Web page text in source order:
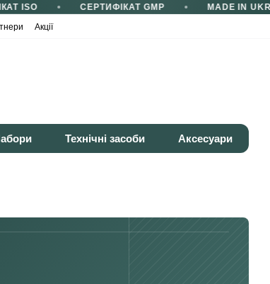
ISO СЕРТИФІКАТ GMP
MADE IN
Акції
Технічні засоби Аксесуари